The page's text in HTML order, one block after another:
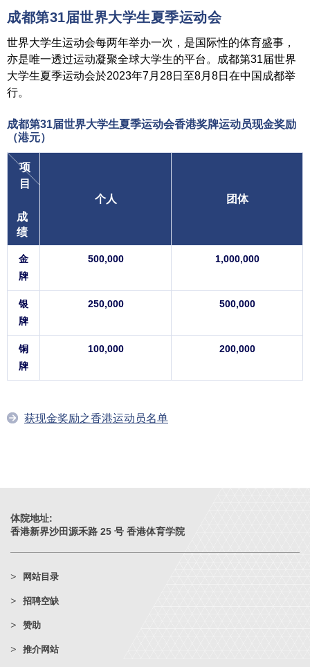
成都第31届世界大学生夏季运动会
世界大学生运动会每两年举办一次，是国际性的体育盛事，
亦是唯一透过运动凝聚全球大学生的平台。成都第31届世界
大学生夏季运动会於2023年7月28日至8月8日在中国成都举
行。
成都第31届世界大学生夏季运动会香港奖牌运动员现金奖励
（港元）
项
目
成
绩
个人 团体
金
牌
500,000 1,000,000
银
牌
250,000 500,000
铜
牌
100,000 200,000
获现金奖励之香港运动员名单
体院地址:
香港新界沙田源禾路 25 号 香港体育学院
网站目录
招聘空缺
赞助
推介网站